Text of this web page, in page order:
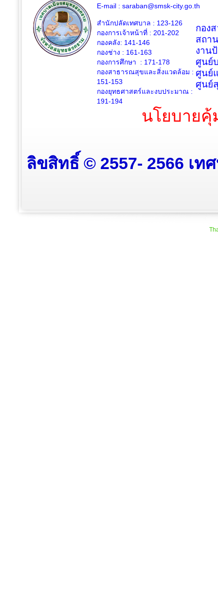
E-mail : saraban@smsk-city.go.th
สำนักปลัดเทศบาล : 123-126
กองการเจ้าหน้าที่ : 201-202
กองคลัง: 141-146
กองช่าง : 161-163
กองการศึกษา : 171-178
กองสาธารณสุขและสิ่งแวดล้อม :
151-153
กองยุทธศาสตร์และงบประมาณ :
191-194
กอง
สถา
งาน
ศูนย์
ศูนย์
ศูนย์
นโยบาย
ลิขสิทธิ์ © 2557- 2566 เท